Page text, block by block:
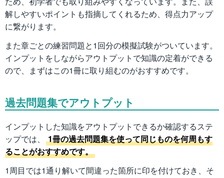
解しやすいポイントも指摘してくれるため、得点力アップ
に繋がります。
また章ごとの練習問題と1回分の模擬試験がついています。
インプットをしながらアウトプットで知識の定着ができる
ので、まずはこの1冊に取り組むのがおすすめです。
過去問題集でアウトプット
インプットした知識をアウトプットできるか確認するステ
ップでは、
1冊の過去問題集を使って同じものを何周もす
ることがおすすめです。
1周目では1通り解いて間違った箇所に印を付けておき、そ